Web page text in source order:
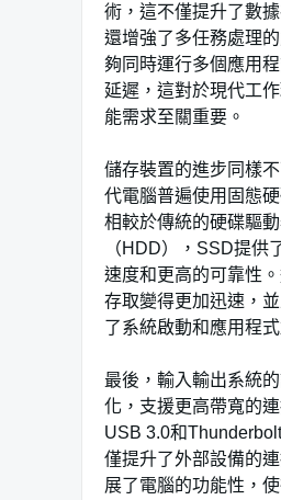
術，這不僅提升了數據
還增強了多任務處理
夠同時運行多個應用
延遲，這對於現代工
能需求至關重要。
儲存裝置的進步同樣
代電腦普遍使用固態
相較於傳統的硬碟驅
（HDD），SSD提供
速度和更高的可靠性
存取變得更加迅速，
了系統啟動和應用程
最後，輸入輸出系統
化，支援更高帶寬的
USB 3.0和
僅提升了外部設備的
展了電腦的功能性，